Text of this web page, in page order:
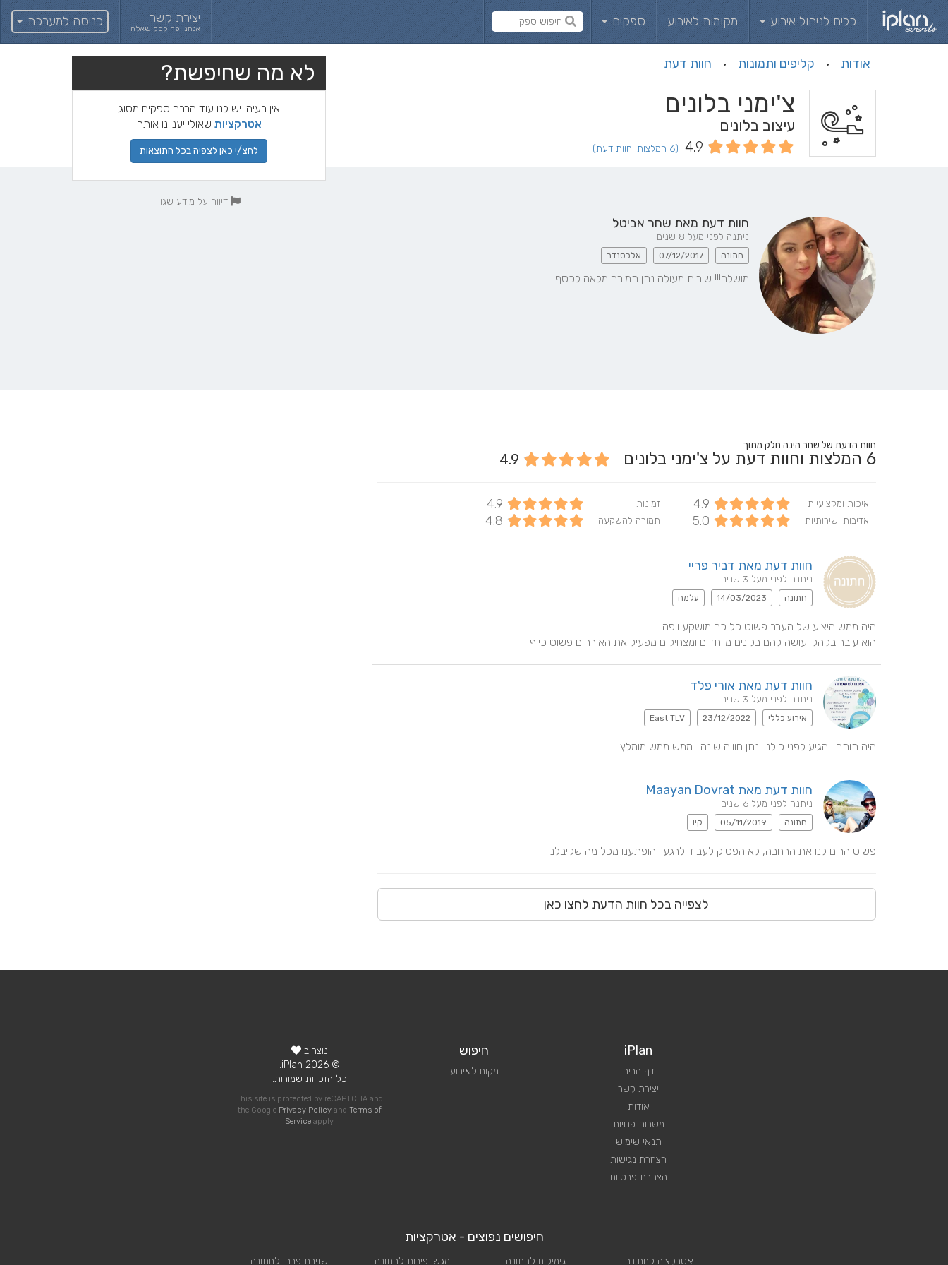
כלים לניהול אירוע מקומות לאירוע ספקים יצירת קשר
אנחנו פה לכל שאלה כניסה למערכת
אודות · קליפים ותמונות · חוות דעת לא מה שחיפשת?
אין בעיה! יש לנו עוד הרבה ספקים מסוג
אטרקציות שאולי יעניינו אותך
לחצ/י כאן לצפיה בכל התוצאות
דיווח על מידע שגוי
צ'ימני בלונים
עיצוב בלונים
4.9 (6 המלצות וחוות דעת)
חוות דעת מאת שחר אביטל
ניתנה לפני מעל 8 שנים
חתונה 07/12/2017 אלכסנדר
מושלם!!! שירות מעולה נתן תמורה מלאה לכסף
חוות הדעת של שחר הינה חלק מתוך
6 המלצות וחוות דעת על צ'ימני בלונים 4.9
איכות ומקצועיות 4.9 זמינות 4.9
אדיבות ושירותיות 5.0 תמורה להשקעה 4.8
חוות דעת מאת דביר פריי
ניתנה לפני מעל 3 שנים
חתונה 14/03/2023 עלמה
הוא עובר בקהל ועושה להם בלונים מיוחדים ומצחיקים מפעיל את האורחים פשוט כייף
חוות דעת מאת אורי פלד
ניתנה לפני מעל 3 שנים
אירוע כללי 23/12/2022
East TLV
היה תותח ! הגיע לפני כולנו ונתן חוויה שונה.  ממש ממש מומלץ !
חוות דעת מאת Maayan Dovrat
ניתנה לפני מעל 6 שנים
חתונה 05/11/2019 קיו
פשוט הרים לנו את הרחבה, לא הפסיק לעבוד לרגע!! הופתענו מכל מה שקיבלנו!
לצפייה בכל חוות הדעת לחצו כאן
iPlan
דף הבית
יצירת קשר
אודות
משרות פנויות
תנאי שימוש
הצהרת נגישות
הצהרת פרטיות
חיפוש
מקום לאירוע
נוצר ב
© 2026 iPlan.
כל הזכויות שמורות.
This site is protected by reCAPTCHA and
the Google Privacy Policyand Terms of
Service apply
חיפושים נפוצים - אטרקציות
אטרקציה לחתונה גימיקים לחתונה מגשי פירות לחתונה שזירת פרחי לחתונה